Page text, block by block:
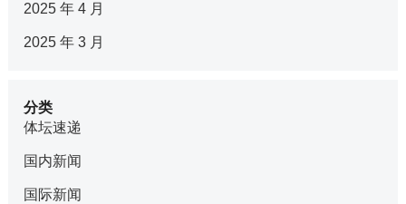
2025 年 4 月
2025 年 3 月
分类
体坛速递
国内新闻
国际新闻